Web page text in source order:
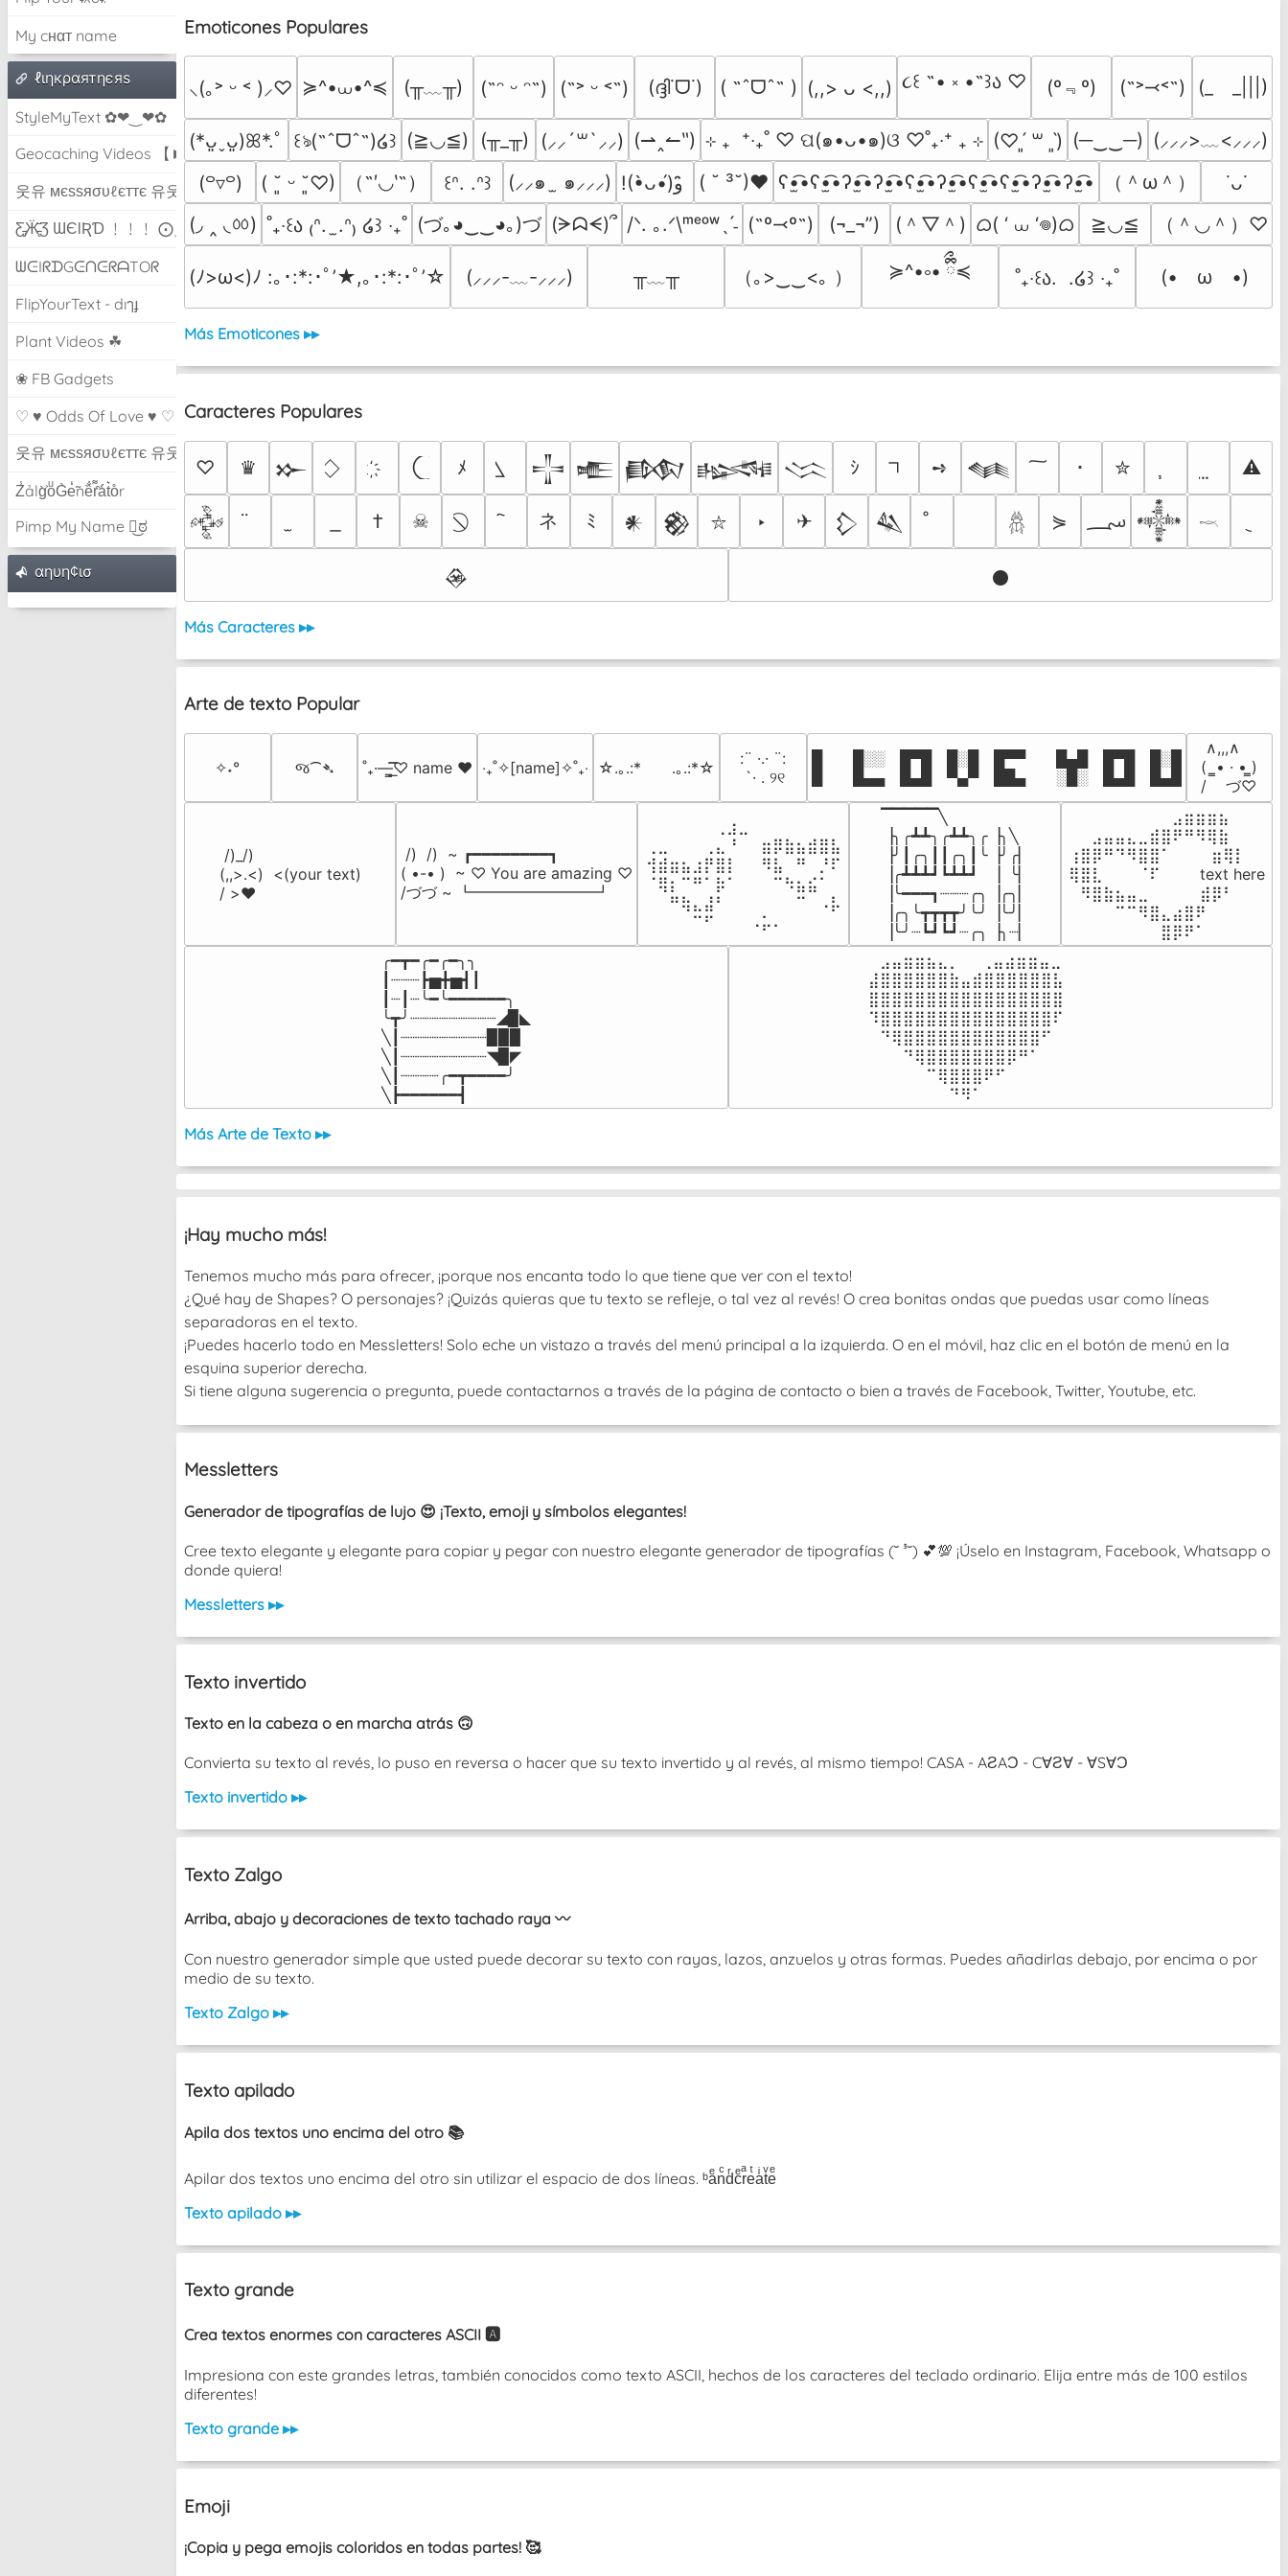
My cнαт name
ℓιηкραятηєяѕ
StyleMyText ✿❤‿❤✿
Geocaching Videos 【►】
웃유 мєѕѕяσυℓєттє 유웃
Ƹ̵̡Ӝ̵̨̄Ʒ ƜЄƖƦƊ ﹗﹗﹗ ⨀_⨀
ᗯᕮIᖇᗪGᕮᑎᕮᖇᗩTOᖇ
FlipYourText - dıๅɟ
Plant Videos ☘
❀ FB Gadgets
♡ ♥ Odds Of Love ♥ ♡
웃유 мєѕѕяσυℓєттє 유웃
Z̾ảlg̀͐oͧG̀e̒̃nȅ̐r͌̑á͑t͛o̊r
Pimp My Name ಠ͜ಠ
αηυη¢ισ
Emoticones Populares
⸜(｡˃ ᵕ ˂ )⸝♡ ≽^•⩊•^≼ (╥﹏╥) (˶ᵔ ᵕ ᵔ˶) (˶˃ ᵕ ˂˶) (ദ്ദി˙ᗜ˙) ( ˶ˆᗜˆ˵ ) (,,> ᴗ <,,) ૮꒰ ˶• ༝ •˶꒱ა ♡ (º﹃º) (˶˃⤙˂˶) (_　_|||)
(*ᴗ͈ˬᴗ͈)ꕤ*.ﾟ ꒰ঌ(˶ˆᗜˆ˵)໒꒱ (≧◡≦) (╥_╥) (⸝⸝´꒳`⸝⸝) (⇀‸↼‶) ⊹ ₊  ⁺‧₊˚ ♡ ପ(๑•ᴗ•๑)ଓ ♡˚₊‧⁺ ₊ ⊹ (♡ˊ͈ ꒳ ˋ͈) (─‿‿─) (⸝⸝⸝>﹏<⸝⸝⸝)
(꒪▿꒪)
( ˘͈ ᵕ ˘͈♡) （˶′◡‵˶） ꒰ᐢ. .ᐢ꒱ (⸝⸝๑  ̫ ๑⸝⸝⸝) ( ˘ ³˘)♥ ʕ•̫͡•ʕ•̫͡•ʔ•̫͡•ʔ•̫͡•ʕ•̫͡•ʔ•̫͡•ʕ•̫͡•ʕ•̫͡•ʔ•̫͡•ʔ•̫͡• （＾ω＾）
˙ᴗ˙
(◞ ‸ ◟ㆀ) ˚₊‧꒰ა ₍ᐢ.  ̫.ᐢ₎ ໒꒱ ‧₊˚ (づ｡◕‿‿◕｡)づ (ᗒᗣᗕ)՞ /ᐠ. ｡.ᐟ\ᵐᵉᵒʷˎˊ˗ (˶º⤙º˶) (¬_¬”) (＾▽＾) ᜊ( ‘ ⩊ ‘𖦹)ᜊ ≧◡≦ （＾◡＾）♡
(ﾉ>ω<)ﾉ :｡･:*:･ﾟ’★,｡･:*:･ﾟ’☆ (⸝⸝⸝-﹏-⸝⸝⸝) ╥﹏╥ （｡>‿‿<｡ ） ≽^•༚• ྀིྀ≼ ˚₊‧꒰ა.  .໒꒱ ‧₊˚ (•　ω　•)
Más Emoticones ▸▸
Caracteres Populares
♡ ♛ 𒁍 ﾒ 𒋲 𒍫 𒁃 𒈙 𒈱 ｼ ➺ 𒈝 ･ ✮ ⚠
𒅒 † ☠ ネ ﾐ 𒀭 𒆙 ⛥ ‣ ✈ 𒁷 𒈑 𓆣 ⋟ ؄ 𒀱 𓎖
𒊲 𒊹
Más Caracteres ▸▸
Arte de texto Popular
✧˖° જ⁀➴ ˚₊·—̳͟͞͞♡ name ♥️ ‎‧₊˚✧[name]✧˚₊‧ ☆.｡.:*　　.｡.:*☆
⠀:¨ ·.· ¨:⠀
⠀ `· . ୨୧⠀
█  █░░ █▀█ █░█ █▀▀  █▄█ █▀█ █░█
█  █▄▄ █▄█ ▀▄▀ ██▄  ░█░ █▄█ █▄█
∧,,,∧
(  ̳• · • ̳)
/    づ♡
/)_/)
(,,>.<)  <(your text)
/ >❤️
/)  /)  ~ ┏━━━━━━━━┓
( •-• )  ~ ♡ You are amazing ♡
/づづ ~ ┗━━━━━━━━┛
⠀⠀⠀⠀⠀⠀⢀⣰⣀⠀⠀⠀⠀⠀⠀⠀⠀
⢀⣀⠀⠀⠀⢀⣄⠘⠀⠀⣶⡿⣷⣦⣾⣿⣧
⢺⣾⣶⣦⣰⡟⣿⡇⠀⠀⠻⣧⠀⠛⠀⡘⠏
⠈⢿⡆⠉⠛⠁⡷⠁⠀⠀⠀⠉⠳⣦⣮⠁⠀
⠀⠀⠛⢷⣄⣼⠃⠀⠀⠀⠀⠀⠀⠉⠀⠠⡧
⠀⠀⠀⠀⠉⠋⠀⠀⠀⠠⡥⠄⠀⠀⠀⠀⠀
▔▔▔▔▔╲
▕╮╭┻┻╮╭┻┻╮╭▕╮╲
▕╯┃╭╮┃┃╭╮┃╰▕╯╭▏
▕╭┻┻┻┛┗┻┻┛  ▕  ╰▏
▕╰━━━┓┈┈┈╭╮▕╭╮▏
▕╭╮╰┳┳┳┳╯╰╯▕╰╯▏
▕╰╯┈┗┛┗┛┈╭╮▕╮┈▏
⠀⠀⠀⠀⠀⠀⠀⠀⠀⣠⣶⣶⣶⣦⠀⠀
⠀⠀⣠⣤⣤⣄⣀⣾⣿⠟⠛⠻⢿⣷⠀
⢰⣿⡿⠛⠙⠻⣿⣿⠁⠀⠀ ⠀⣶⢿⡇
⢿⣿⣇⠀⠀⠀⠈⠏⠀⠀⠀ text here
⠀⠻⣿⣷⣦⣤⣀⠀⠀⠀ ⠀⣾⡿⠃⠀
⠀⠀⠀⠀⠉⠉⠻⣿⣄⣴⣿⠟⠀⠀⠀
⠀⠀⠀⠀⠀⠀⠀⠀⣿⡿⠟⠁⠀⠀⠀
╭━┳━╭━╭━╮╮
┃┈┈┈┣▅╋▅┫┃
┃┈┃┈╰━╰━━━━━━╮
╰┳╯┈┈┈┈┈┈┈┈┈◢▉◣
╲┃┈┈┈┈┈┈┈┈┈▉▉▉
╲┃┈┈┈┈┈┈┈┈┈◥▉◤
╲┃┈┈┈┈╭━┳━━━━╯
╲┣━━━━━━┫﻿
⠀⣠⣤⣶⣶⣦⣄⡀  ⠀⢀⣤⣴⣶⣶⣤⣀⠀
⣼⣿⣿⣿⣿⣿⣿⣷⣤⣾⣿⣿⣿⣿⣿⣿⣧
⣿⣿⣿⣿⣿⣿⣿⣿⣿⣿⣿⣿⣿⣿⣿⣿⣿
⠹⣿⣿⣿⣿⣿⣿⣿⣿⣿⣿⣿⣿⣿⣿⣿⠏
⠀⠙⢿⣿⣿⣿⣿⣿⣿⣿⣿⣿⣿⣿⣿⠋⠀
⠀⠀⠀⠙⢿⣿⣿⣿⣿⣿⣿⣿⡿⠛⠁⠀⠀
⠀⠀⠀⠀⠀⠉⢿⣿⣿⣿⠟⠋⠀⠀⠀⠀⠀
⠀⠀⠀⠀⠀⠀⠀⠙⠻⠁⠀⠀⠀⠀⠀⠀⠀⠀⠀⠀⠀⠀⠀
Más Arte de Texto ▸▸
¡Hay mucho más!
Tenemos mucho más para ofrecer, ¡porque nos encanta todo lo que tiene que ver con el texto!
¿Qué hay de Shapes? O personajes? ¡Quizás quieras que tu texto se refleje, o tal vez al revés! O crea bonitas ondas que puedas usar como líneas
separadoras en el texto.
¡Puedes hacerlo todo en Messletters! Solo eche un vistazo a través del menú principal a la izquierda. O en el móvil, haz clic en el botón de menú en la
esquina superior derecha.
Si tiene alguna sugerencia o pregunta, puede contactarnos a través de la página de contacto o bien a través de Facebook, Twitter, Youtube, etc.
Messletters
Generador de tipografías de lujo 😍 ¡Texto, emoji y símbolos elegantes!
Cree texto elegante y elegante para copiar y pegar con nuestro elegante generador de tipografías (˘ ³˘) 💕💯 ¡Úselo en Instagram, Facebook, Whatsapp o
donde quiera!
Messletters ▸▸
Texto invertido
Texto en la cabeza o en marcha atrás 🙃
Convierta su texto al revés, lo puso en reversa o hacer que su texto invertido y al revés, al mismo tiempo! CASA - AƧAƆ - C∀Ƨ∀ - ∀S∀Ɔ
Texto invertido ▸▸
Texto Zalgo
Arriba, abajo y decoraciones de texto tachado raya 〰️
Con nuestro generador simple que usted puede decorar su texto con rayas, lazos, anzuelos y otras formas. Puedes añadirlas debajo, por encima o por
medio de su texto.
Texto Zalgo ▸▸
Texto apilado
Apila dos textos uno encima del otro 📚
Apilar dos textos uno encima del otro sin utilizar el espacio de dos líneas. ᵇaͤnͨdͬcͤrͣeͭaͥtͮeͤ
Texto apilado ▸▸
Texto grande
Crea textos enormes con caracteres ASCII 🅰️
Impresiona con este grandes letras, también conocidos como texto ASCII, hechos de los caracteres del teclado ordinario. Elija entre más de 100 estilos
diferentes!
Texto grande ▸▸
Emoji
¡Copia y pega emojis coloridos en todas partes! 🥰